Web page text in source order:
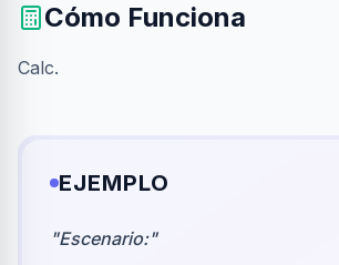
Cómo Funciona
Calc.
EJEMPLO
"Escenario:"